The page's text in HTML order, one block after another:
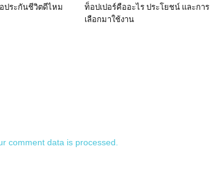
ประกันชีวิตดีไหม
ท็อปเปอร์คืออะไร ประโยชน์ และการ
เลือกมาใช้งาน
comment data is processed.